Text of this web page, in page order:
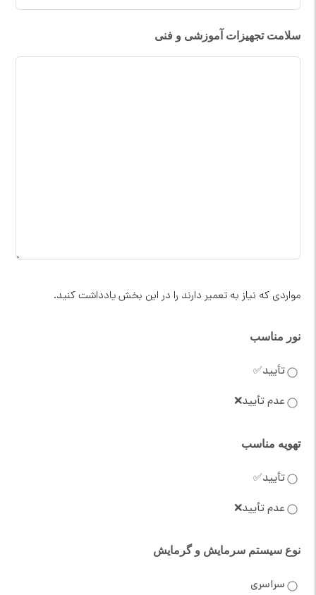
سلامت تجهیزات آموزشی و فنی
مواردی که نیاز به تعمیر دارند را در این بخش یادداشت کنید.
نور مناسب
تأیید✅
عدم تأیید❌
تهویه مناسب
تأیید✅
عدم تأیید❌
نوع سیستم سرمایش و گرمایش
سراسری